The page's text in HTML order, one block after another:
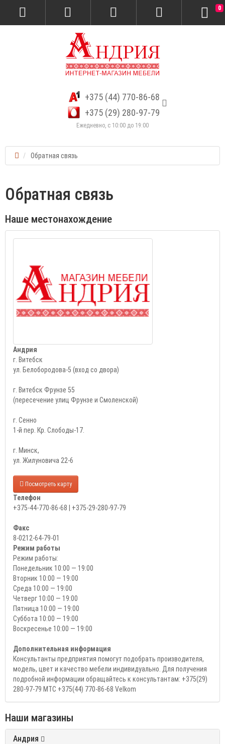
+375 (44) 770-86-68
+375 (29) 280-97-79
Ежедневно, с 10:00 до 19:00
0
Обратная связь
Обратная связь
Наше местонахождение
Андрия
г. Витебск
ул. Белобородова-5 (вход со двора)
г. Витебск Фрунзе 55
(пересечение улиц Фрунзе и Смоленской)
г. Сенно
1-й пер. Кр. Слободы-17.
г. Минск,
ул. Жилуновича 22-6
Посмотреть карту
Телефон
+375-44-770-86-68 | +375-29-280-97-79
Факс
8-0212-64-79-01
Режим работы
Режим работы:
Понедельник 10:00 — 19:00
Вторник 10:00 — 19:00
Среда 10:00 — 19:00
Четверг 10:00 — 19:00
Пятница 10:00 — 19:00
Суббота 10:00 — 19:00
Воскресенье 10:00 — 19:00
Дополнительная информация
Консультанты предприятия помогут подобрать производителя,
модель, цвет и качество мебели индивидуально. Для получения
подробной информации обращайтесь к консультантам: +375(29)
280-97-79 МТС +375(44) 770-86-68 Velkom
Наши магазины
Андрия